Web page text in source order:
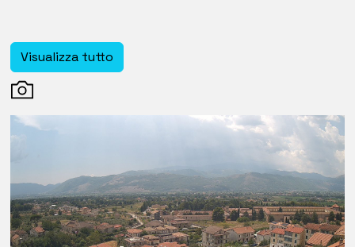
Visualizza tutto